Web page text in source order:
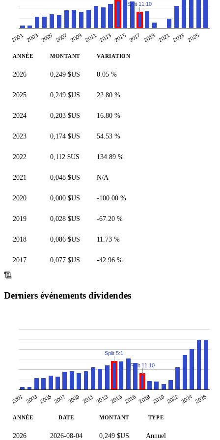
2001 2003 2005 2007 2009 2011 2013 2015 2017 2019 2021 2023 2025
Split 11:10
ANNÉE MONTANT VARIATION
2026 0,249 $US 0.05 %
2025 0,249 $US 22.80 %
2024 0,203 $US 16.80 %
2023 0,174 $US 54.53 %
2022 0,112 $US 134.89 %
2021 0,048 $US N/A
2020 0,000 $US -100.00 %
2019 0,028 $US -67.20 %
2018 0,086 $US 11.73 %
2017 0,077 $US -42.96 %
Derniers événements dividendes
2001 2003 2005 2007 2009 2011 2013 2015 2016 2018 2019 2022 2024 2026
Split 5:1
Split 11:10
ANNÉE DATE MONTANT TYPE
2026 2026-08-04 0,249 $US Annuel